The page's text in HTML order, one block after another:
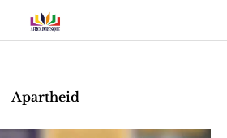
Apartheid